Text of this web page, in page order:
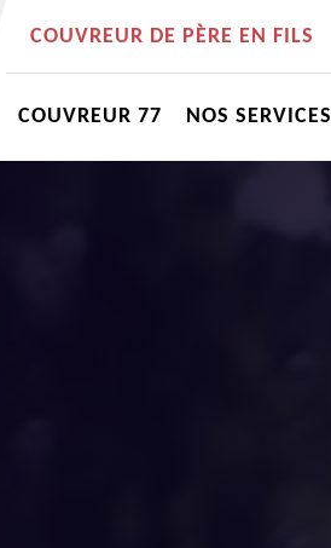
COUVREUR DE PÈRE EN FILS
COUVREUR 77 NOS SERVICES